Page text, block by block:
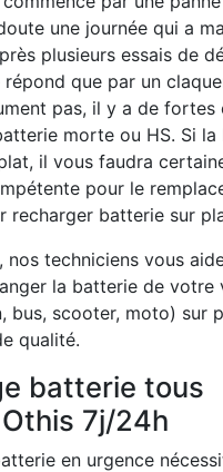
une journée qui a
plusieurs essais de
que par un
pas, il y a de fortes
morte ou HS. Si
il vous faudra
pour le
recharger batterie sur
nos techniciens vous
la batterie de votre
bus, scooter, moto) sur
qualité.
batterie tous
7j/24h
en urgence